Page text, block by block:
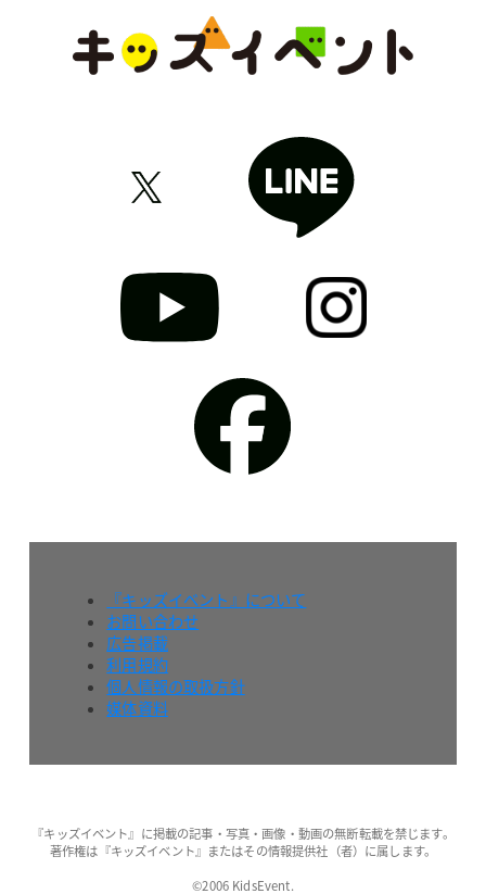
『キッズイベント』について
お問い合わせ
広告掲載
利用規約
個人情報の取扱方針
媒体資料
『キッズイベント』に掲載の記事・写真・画像・動画の無断転載を禁じます。
著作権は『キッズイベント』またはその情報提供社（者）に属します。
©2006 KidsEvent.